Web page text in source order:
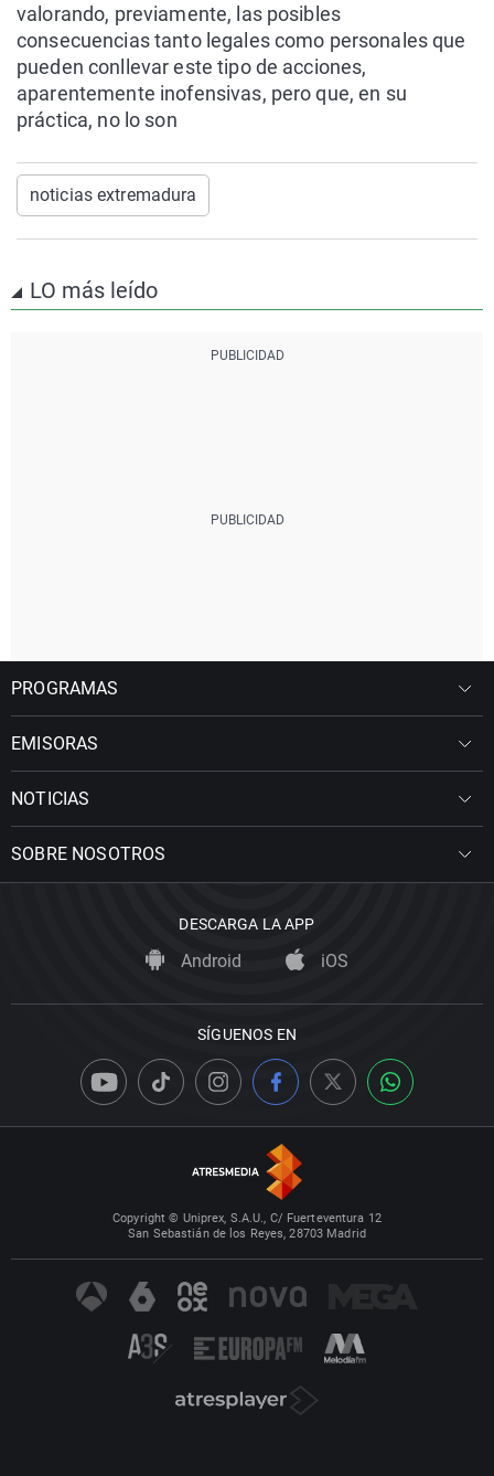
valorando, previamente, las posibles
consecuencias tanto legales como personales que
pueden conllevar este tipo de acciones,
aparentemente inofensivas, pero que, en su
práctica, no lo son
noticias extremadura
LO más leído
PROGRAMAS
EMISORAS
NOTICIAS
SOBRE NOSOTROS
DESCARGA LA APP
Android iOS
SÍGUENOS EN
Copyright © Uniprex, S.A.U., C/ Fuerteventura 12
San Sebastián de los Reyes, 28703 Madrid